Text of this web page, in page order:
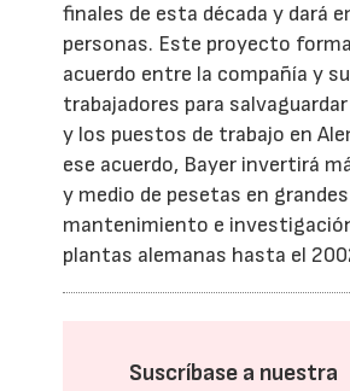
finales de esta década y dará
personas. Este proyecto
acuerdo entre la compañía y
trabajadores para
y los puestos de trabajo en
ese acuerdo, Bayer invertirá
y medio de pesetas en
mantenimiento e
plantas alemanas hasta el
Suscríbase a nuestra